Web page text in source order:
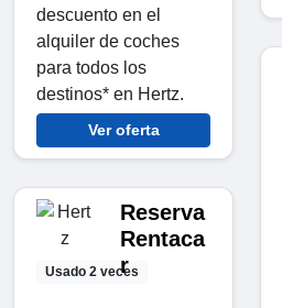
descuento en el
alquiler de coches
para todos los
destinos* en Hertz.
Ver oferta
Usado 2 veces
Reserva
Rentaca
r